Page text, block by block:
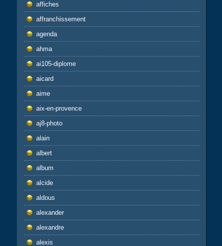
affiches
affranchissement
agenda
ahma
ai105-diplome
aicard
aime
aix-en-provence
aj8-photo
alain
albert
album
alcide
aldous
alexander
alexandre
alexis